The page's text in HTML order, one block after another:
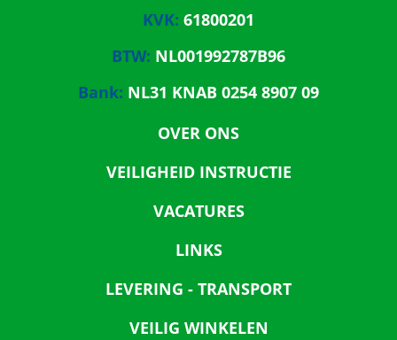
KVK: 61800201
BTW: NL001992787B96
Bank: NL31 KNAB 0254 8907 09
OVER ONS
VEILIGHEID INSTRUCTIE
VACATURES
LINKS
LEVERING - TRANSPORT
VEILIG WINKELEN